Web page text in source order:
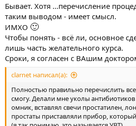
Бывает. Хотя ...перечисление
таким выводом - имеет смысл.
ИМХО 🙂
Чтобы понять - всё ли, основное
лишь часть желательного курса.
Сроки, я согласен с ВАшим
clarnet написал(а):
Полностью правильно перечислить
смогу. Делали мне уколы
омник, вставлял свечи простатилен,
простаты приставляли прибор,